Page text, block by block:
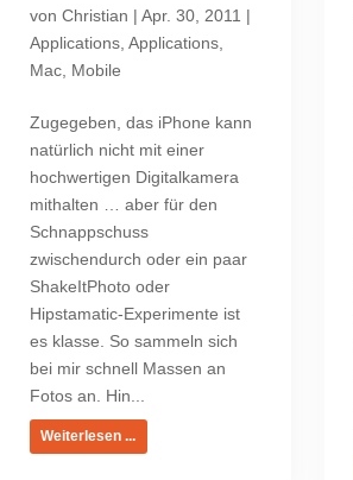
von Christian | Apr. 30, 2011 |
Applications, Applications,
Mac, Mobile
Zugegeben, das iPhone kann
natürlich nicht mit einer
hochwertigen Digitalkamera
mithalten … aber für den
Schnappschuss
zwischendurch oder ein paar
ShakeItPhoto oder
Hipstamatic-Experimente ist
es klasse. So sammeln sich
bei mir schnell Massen an
Fotos an. Hin...
Weiterlesen ...